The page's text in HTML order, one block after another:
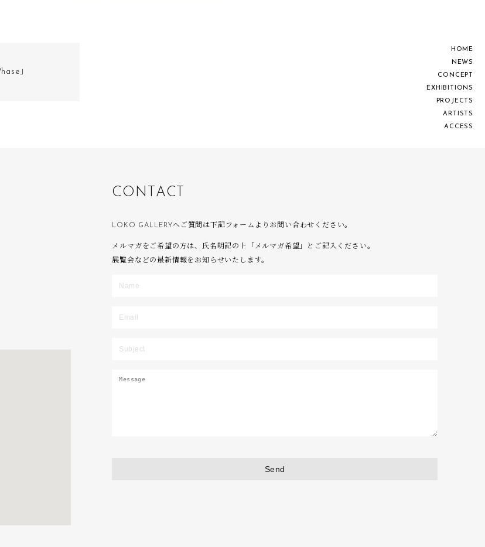
H O M E
N EWS
C O N C EP
EX H B O NS
PRO J EC TS
A R S TS
AC C ESS
」
CO N T AC T
LOKO GALLERYへご質問は下記フォームよりお問い合わせください。
メルマガをご希望の方は、氏名明記の上「メルマガ希望」とご記入ください。
展覧会などの最新情報をお知らせいたします。